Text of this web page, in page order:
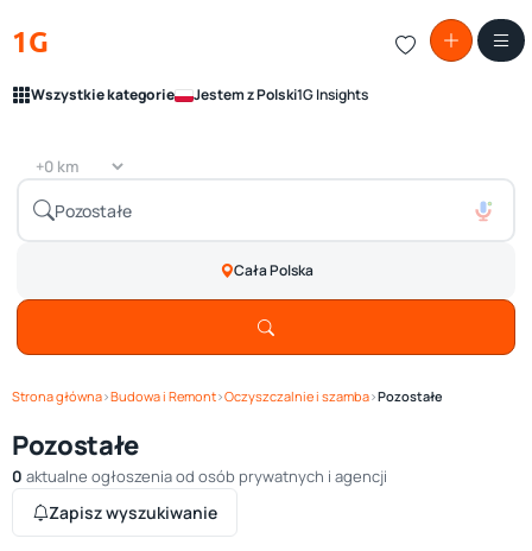
1G
Wszystkie kategorie Jestem z Polski1G Insights
Cała Polska
Strona główna›Budowa i Remont›Oczyszczalnie i szamba›Pozostałe
Pozostałe
0 aktualne ogłoszenia od osób prywatnych i agencji
Zapisz wyszukiwanie